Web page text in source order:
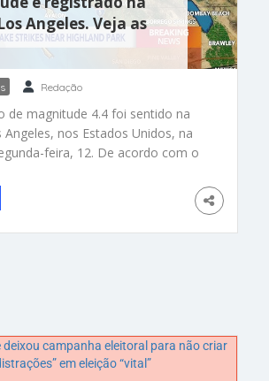
Angeles. Veja as
Redação
de magnitude 4.4 foi sentido na
Angeles, nos Estados Unidos, na
feira, 12. De acordo com o
epicentro próximo ao bairro de
O tremor de terra foi confirmado
Los Angeles, que pediu